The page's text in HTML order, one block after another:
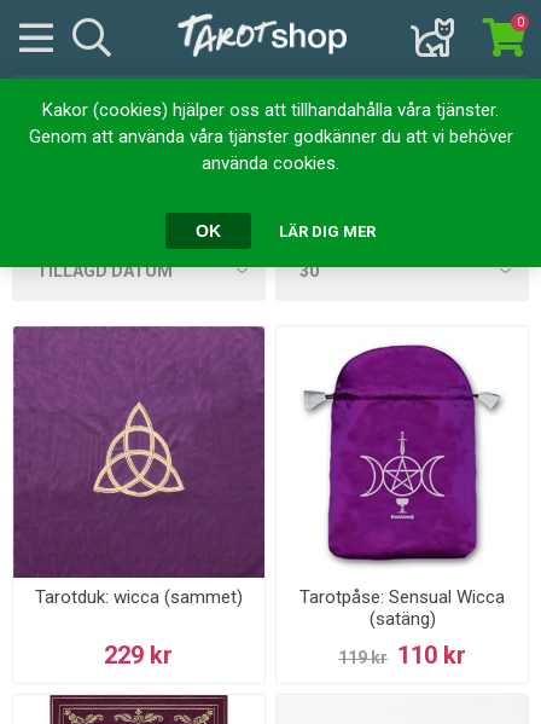
Kakor (cookies) hjälper oss att tillhandahålla våra tjänster.
Genom att använda våra tjänster godkänner du att vi behöver
använda cookies.
OK LÄR DIG MER
0
Produkter taggade med
'Gudinna'
Tarotduk: wicca (sammet)
229 kr
Tarotpåse: Sensual Wicca
(satäng)
119 kr 110 kr